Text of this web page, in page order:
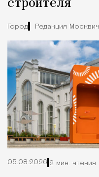
строителя
Город Редакция
05.08.2026 2 мин. чтения